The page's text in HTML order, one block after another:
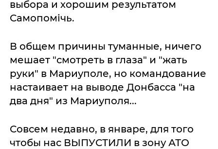
выбора и хорошим результатом
Самопомічь.
В общем причины туманные, ничего
мешает "смотреть в глаза" и "жать
руки" в Мариуполе, но командование
настаивает на выводе Донбасса "на
два дня" из Мариуполя...
Совсем недавно, в январе, для того
чтобы нас ВЫПУСТИЛИ в зону АТО